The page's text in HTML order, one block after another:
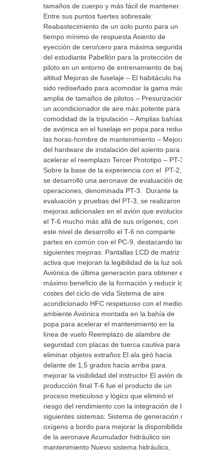
tamaños de cuerpo y más fácil de mantener.
Entre sus puntos fuertes sobresale:
Reabastecimiento de un solo punto para un
tiempo mínimo de respuesta Asiento de
eyección de cero/cero para máxima seguridad
del estudiante Pabellón para la protección del
piloto en un entorno de entrenamiento de baja
altitud Mejoras de fuselaje – El habitáculo ha
sido rediseñado para acomodar la gama más
amplia de tamaños de pilotos – Presurización y
un acondicionador de aire más potente para la
comodidad de la tripulación – Amplias bahías
de aviónica en el fuselaje en popa para reducir
las horas-hombre de mantenimiento – Mejora
del hardware de instalación del asiento para
acelerar el reemplazo Tercer Prototipo – PT-3
Sobre la base de la experiencia con el PT-2,
se desarrolló una aeronave de evaluación de
operaciones, denominada PT-3. Durante la
evaluación y pruebas del PT-3, se realizaron
mejoras adicionales en el avión que evolucionó
el T-6 mucho más allá de sus orígenes, con
este nivel de desarrollo el T-6 no comparte
partes en común con el PC-9, destacando las
siguientes mejoras. Pantallas LCD de matriz
activa que mejoran la legibilidad de la luz solar
Aviónica de última generación para obtener el
máximo beneficio de la formación y reducir los
costes del ciclo de vida Sistema de aire
acondicionado HFC respetuoso con el medio
ambiente Aviónica montada en la bahía de
popa para acelerar el mantenimiento en la
línea de vuelo Reemplazo de alambre de
seguridad con placas de tuerca cautiva para
eliminar objetos extraños El ala giró hacia
delante de 1,5 grados hacia arriba para
mejorar la visibilidad del instructor El avión de
producción final T-6 fue el producto de un
proceso meticuloso y lógico que eliminó el
riesgo del rendimiento con la integración de los
siguientes sistemas: Sistema de generación de
oxígeno a bordo para mejorar la disponibilidad
de la aeronave Acumulador hidráulico sin
mantenimiento Nuevo sistema hidráulico,